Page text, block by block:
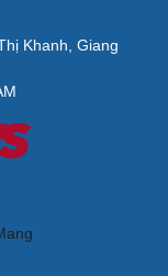
Khanh, Giang